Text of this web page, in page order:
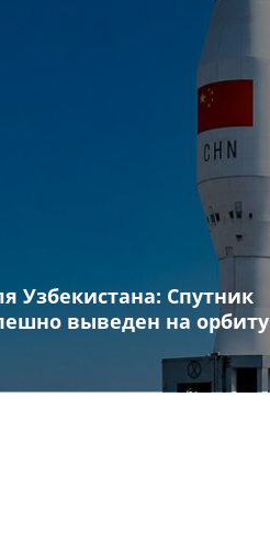
Узбекистана: Спутник
выведен на орбиту